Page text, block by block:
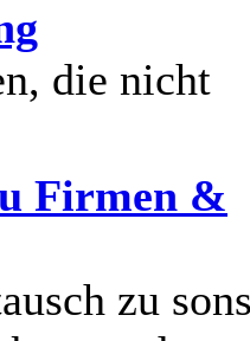
die nicht
Firmen &
zu